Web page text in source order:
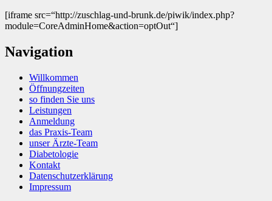
[iframe src=“http://zuschlag-und-brunk.de/piwik/index.php?
module=CoreAdminHome&action=optOut“]
Navigation
Willkommen
Öffnungzeiten
so finden Sie uns
Leistungen
Anmeldung
das Praxis-Team
unser Ärzte-Team
Diabetologie
Kontakt
Datenschutzerklärung
Impressum